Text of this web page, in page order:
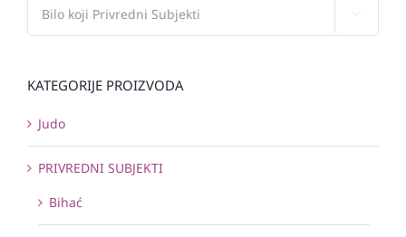
KATEGORIJE PROIZVODA
Judo
PRIVREDNI SUBJEKTI
Bihać